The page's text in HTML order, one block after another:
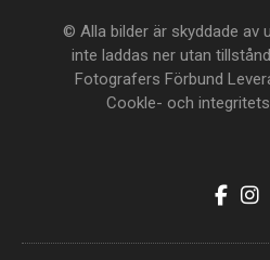
© Alla bilder är skyddade av
inte laddas ner utan
Fotografers Förbund
Cookle- och